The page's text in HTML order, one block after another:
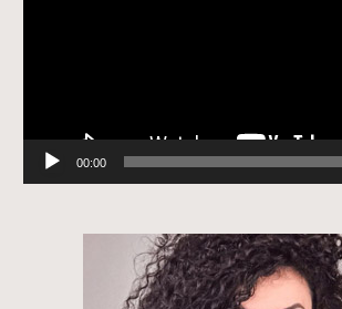
00:00